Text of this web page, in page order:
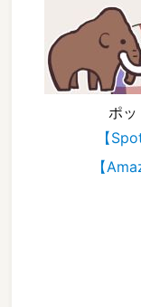
ポッ
【
【